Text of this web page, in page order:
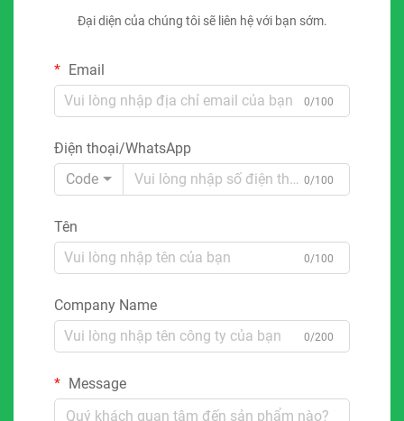
Đại diện của chúng tôi sẽ liên hệ với bạn sớm.
Email
0/100
Điện thoại/WhatsApp
Code
0/100
Tên
0/100
Company Name
0/200
Message